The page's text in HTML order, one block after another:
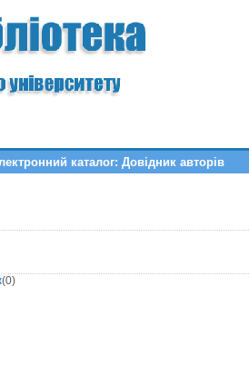
каталог: Довідник авторів
(0)